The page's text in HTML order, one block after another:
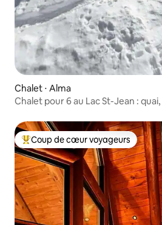
Chalet ⋅ Alma
Chalet pour 6 au Lac St-Jean :
Coups de cœur voyageurs les plus
Coup de cœur voyageurs